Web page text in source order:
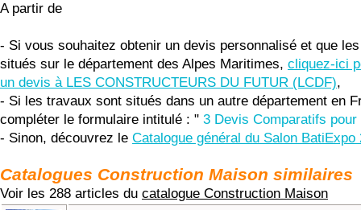
A partir de
- Si vous souhaitez obtenir un devis personnalisé et que
situés sur le département des Alpes Maritimes, cliquez-ici
un devis à LES CONSTRUCTEURS DU FUTUR (LCDF),
- Si les travaux sont situés dans un autre département en
compléter le formulaire intitulé : " 3 Devis Comparatifs
- Sinon, découvrez le Catalogue général du Salon BatiExpo
Catalogues Construction Maison similaires
Voir les 288 articles du catalogue Construction Maison